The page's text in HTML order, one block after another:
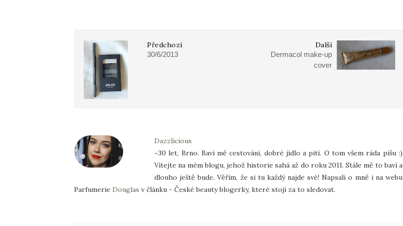
Další
Dermacol make-up
cover
Předchozí
30/6/2013
Dazzlicious
~30 let, Brno. Baví mě cestování, dobré jídlo a pití. O tom všem ráda píšu :)
Vítejte na mém blogu, jehož historie sahá až do roku 2011. Stále mě to baví a
dlouho ještě bude. Věřím, že si tu každý najde své! Napsali o mně i na webu
Parfumerie Douglas v článku - České beauty blogerky, které stojí za to sledovat.